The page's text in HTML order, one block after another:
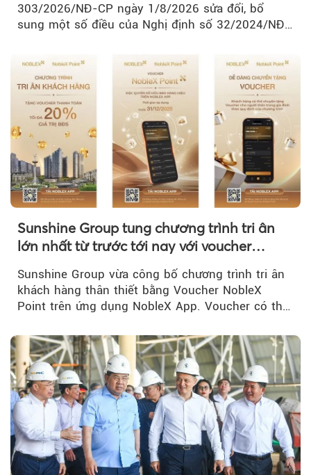
303/2026/NĐ-CP ngày 1/8/2026 sửa đổi, bổ
sung một số điều của Nghị định số 32/2024/NĐ-
Sunshine Group tung chương trình tri ân
lớn nhất từ trước tới nay với voucher
Sunshine Group vừa công bố chương trình tri ân
khách hàng thân thiết bằng Voucher NobleX
Point trên ứng dụng NobleX App. Voucher có thể